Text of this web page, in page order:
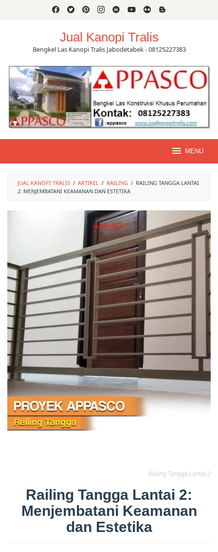
Jual Kanopi Tralis
Bengkel Las Kanopi Tralis Jabodetabek - 08125227383
MENU
JUAL KANOPI TRALIS / ARTIKEL / RAILING / RAILING TANGGA LANTAI
2: MENJEMBATANI KEAMANAN DAN ESTETIKA
Railing Tangga Lantai 2
Railing Tangga Lantai 2:
Menjembatani Keamanan
dan Estetika